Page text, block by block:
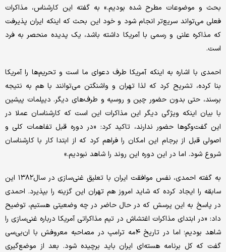
بحث و موضوعات مطرح شده بودیم.» به گفته این کارشناس، مذاکرات
فعلی می‌تواند سریع‌تر انجام شود و خود این بحث که اینکه ایران پذیرفت
که مذاکره علنی و رسمی با آمریکا داشته باشد، یک پدیده منحصر به فرد
است.
احمدی با اشاره به اینکه آمریکا طرف دعوای ما است و تحریم‌ها را آمریکا
بنا کرده، تشریح کرد که لذا تهران و واشنگتن می‌توانند با هم به نتیجه
برسند، حتی بدون حضور چین و روسیه و طرف‌های دیگر. دیپلمات پیشین
با بیان اینکه ویژگی دیگر این مذاکرات این است که کارشناسان عملا در
این گفت‌وگوها حضور ندارند، تاکید کرد: «در دوره قبل تفاهمات کلی و
اصولی قبل از برجام این امکان را فراهم کرد که از ابتدا کار با کارشناسان
شروع شود. اما در این دوره این روند را شاهد نبودیم.»
به گفته احمدی، نفس موافقت ایران با تعلیق غنی‌سازی در سال۱۳۸۲ این
سابقه را ایجاد کرده که شاید امروز هم تهران این گزینه را بپذیرد. احمدی
در پاسخ به این پرسش که در حال حاضر در چه وضعیتی هستیم، توضیح
داد: «در ابتدای مذاکرات اغتشاش در تیم مذاکراتی آمریکا درباره غنی‌سازی را
شاهد بودیم؛ اما در تاریخ ۴مه ترامپ در مصاحبه معروفش با ان‌بی‌سی
گفت که کل برنامه هسته‌ای ایران باید برچیده شود. بعد از موضع‌گیری